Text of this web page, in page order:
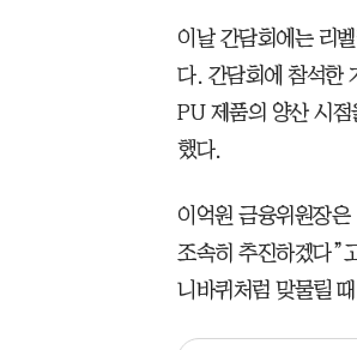
이날 간담회에는 리
다. 간담회에 참석한
PU 제품의 양산 시
했다.
이억원 금융위원장
조속히 추진하겠다”
니바퀴처럼 맞물릴